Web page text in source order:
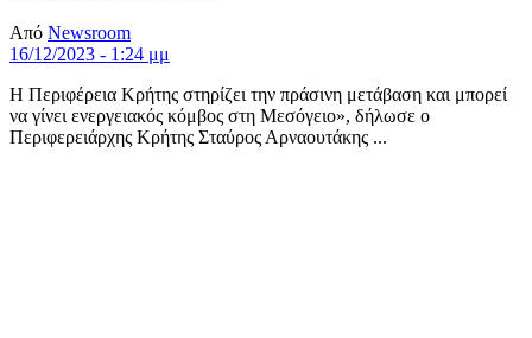
Από Newsroom
16/12/2023 - 1:24 μμ
Η Περιφέρεια Κρήτης στηρίζει την πράσινη μετάβαση και μπορεί
να γίνει ενεργειακός κόμβος στη Μεσόγειο», δήλωσε ο
Περιφερειάρχης Κρήτης Σταύρος Αρναουτάκης ...